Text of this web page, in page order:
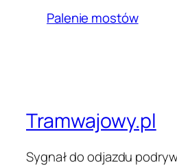
Palenie mostów
Tramwajowy.pl
Sygnał do odjazdu